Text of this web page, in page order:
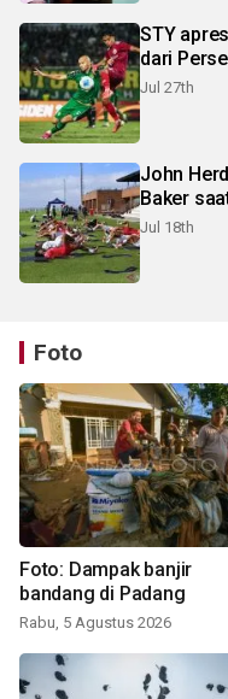
STY
dari
Jul 27th
John
Baker
Jul 18th
Foto
Foto: Dampak banjir
bandang di Padang
Rabu, 5 Agustus 2026